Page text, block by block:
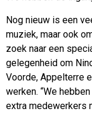
Nog nieuw is een
muziek, maar ook
zoek naar een
gelegenheid om
Voorde, Appelterre
werken. “We
extra medewerkers